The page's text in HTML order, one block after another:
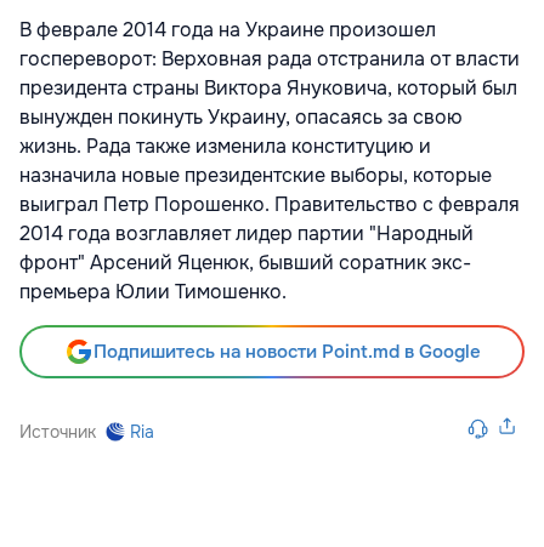
В феврале 2014 года на Украине произошел
госпереворот: Верховная рада отстранила от власти
президента страны Виктора Януковича, который был
вынужден покинуть Украину, опасаясь за свою
жизнь. Рада также изменила конституцию и
назначила новые президентские выборы, которые
выиграл Петр Порошенко. Правительство с февраля
2014 года возглавляет лидер партии "Народный
фронт" Арсений Яценюк, бывший соратник экс-
премьера Юлии Тимошенко.
Подпишитесь на новости Point.md в Google
Источник Ria